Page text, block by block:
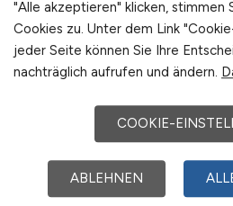
"Alle akzeptieren" klicken, stimmen
Cookies zu. Unter dem Link
jeder Seite können Sie Ihre
nachträglich aufrufen und ändern.
COOKIE-
ABLEHNEN